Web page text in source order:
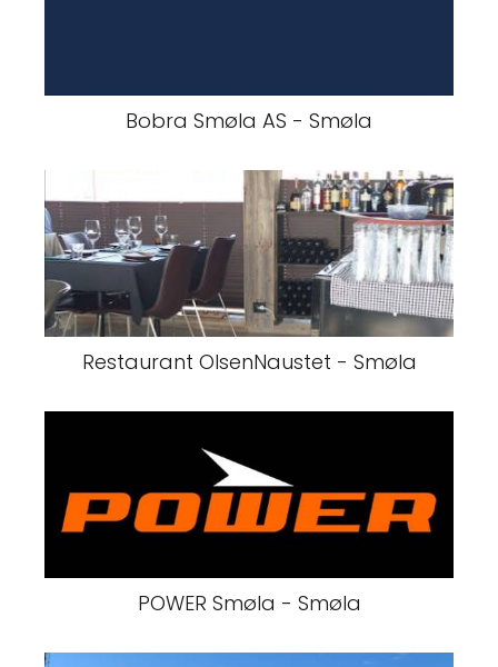
Bobra Smøla AS - Smøla
Restaurant OlsenNaustet - Smøla
POWER Smøla - Smøla